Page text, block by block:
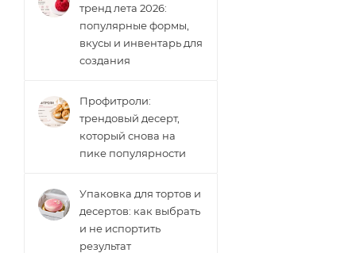
тренд лета 2026:
популярные формы,
вкусы и инвентарь для
создания
Профитроли:
трендовый десерт,
который снова на
пике популярности
Упаковка для тортов и
десертов: как выбрать
и не испортить
результат